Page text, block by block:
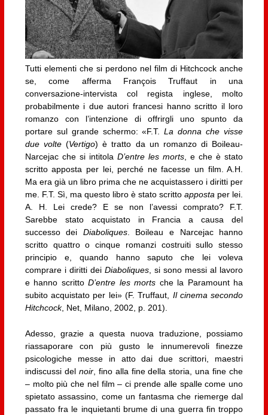
Tutti elementi che si perdono nel film di Hitchcock anche
se, come afferma François Truffaut in una
conversazione-intervista col regista inglese, molto
probabilmente i due autori francesi hanno scritto il loro
romanzo con l’intenzione di offrirgli uno spunto da
portare sul grande schermo: «F.T.La donna che visse
due volte(Vertigo) è tratto da un romanzo di Boileau-
Narcejac che si intitola D’entre les morts , e che è stato
scritto apposta per lei, perché ne facesse un film. A.H.
Ma era già un libro prima che ne acquistassero i diritti per
me. F.T. Sì, ma questo libro è stato scrittoapposta per lei.
A. H. Lei crede? E se non l’avessi comprato? F.T.
Sarebbe stato acquistato in Francia a causa del
successo dei Diaboliques. Boileau e Narcejac hanno
scritto quattro o cinque romanzi costruiti sullo stesso
principio e, quando hanno saputo che lei voleva
comprare i diritti dei Diaboliques, si sono messi al lavoro
e hanno scrittoD’entre les morts che la Paramount ha
subito acquistato per lei» (F. Truffaut, Il cinema secondo
Hitchcock, Net, Milano, 2002, p. 201).
Adesso, grazie a questa nuova traduzione, possiamo
riassaporare con più gusto le innumerevoli finezze
psicologiche messe in atto dai due scrittori, maestri
indiscussi del noir, fino alla fine della storia, una fine che
– molto più che nel film – ci prende alle spalle come uno
spietato assassino, come un fantasma che riemerge dal
passato fra le inquietanti brume di una guerra fin troppo